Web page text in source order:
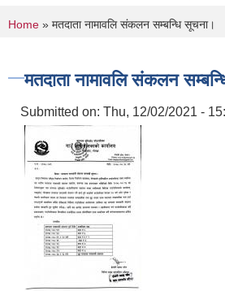
You are here
Home » मतदाता नामावलि संकलन सम्बन्धि सूचना।
मतदाता नामावलि संकलन
Submitted on: Thu, 12/02/2021 -